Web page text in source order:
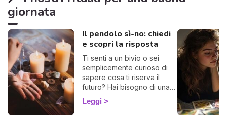
giornata
Il pendolo sì-no: chiedi
e scopri la risposta
Ti senti a un bivio o sei
semplicemente curioso di
sapere cosa ti riserva il
futuro? Hai bisogno di una
risposta chiara? Allora sei
nel posto giusto! Ti invito a
Leggi